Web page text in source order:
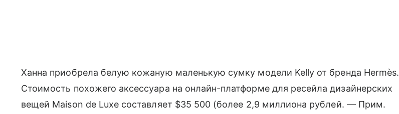
Ханна приобрела белую кожаную маленькую сумку модели Kelly от бренда Hermès.
Стоимость похожего аксессуара на онлайн-платформе для ресейла дизайнерских
вещей Maison de Luxe составляет $35 500 (более 2,9 миллиона рублей. — Прим.